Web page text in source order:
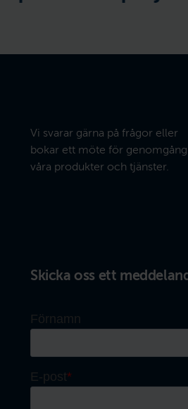
Vi svarar gärna på frågor eller
bokar ett möte för
våra produkter och tjänster.
Skicka oss ett